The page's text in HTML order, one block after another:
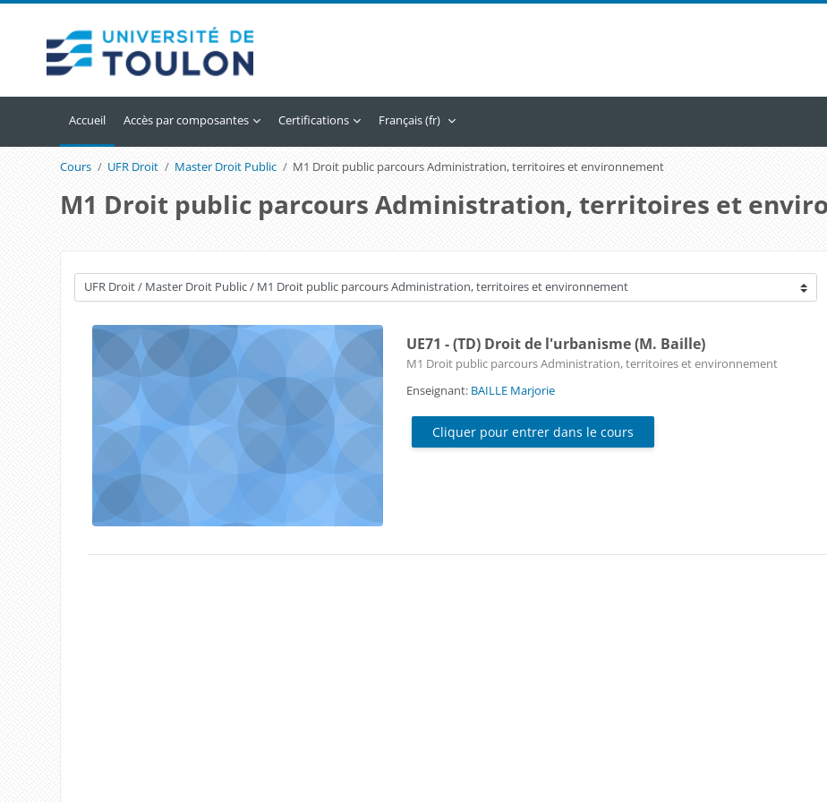
Accueil Accès par composantes Certifications Français ‎(fr)‎
Cours UFR Droit Master Droit Public M1 Droit public parcours Administration, territoires et environnement
M1 Droit public parcours Administration, territoires et
Catégories de cours
UE71 - (TD) Droit de l'urbanisme (M. Baille)
Catégorie de cours
M1 Droit public parcours Administration, territoires et environnement
Enseignant: BAILLE Marjorie
Cliquer pour entrer dans le cours